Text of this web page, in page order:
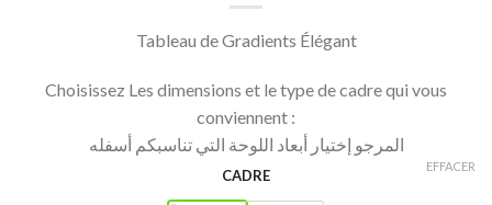
Tableau de Gradients Élégant
Choisissez Les dimensions et le type de cadre qui vous
conviennent :
المرجو إختيار أبعاد اللوحة التي تناسبكم أسفله
CADRE EFFACER